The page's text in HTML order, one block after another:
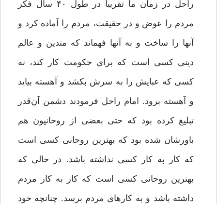
راحل در زمان ما تقریباً در طول ۴۰ سال فکر
مردم را عوض و در حقیقت، مردم را آماده کرد و
آنها را ساخت و به آنها فهماند که متدین و عالم
دینی کسی است که برای حکومت کار کند، نه
کسی که عبایش را به سرش بکشد و آهسته بیاید
و آهسته برود. امام راحل فرمودند دشمن آن‌قدر
تبلیغ کرده بود که حتی بعضی از روحانیون هم
باورشان شده بود که بهترین روحانی کسی است
که کار به کار کسی نداشته باشد. در حالی که
بهترین روحانی کسی است که کار به کار مردم
داشته باشد و به کارهای مردم برسد. چنانچه خود